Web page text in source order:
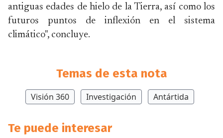
antiguas edades de hielo de la Tierra, así como los
futuros puntos de inflexión en el sistema
climático", concluye.
Temas de esta nota
Visión 360 Investigación Antártida
Te puede interesar